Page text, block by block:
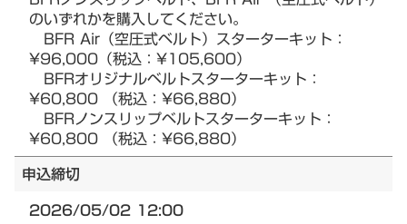
のいずれかを購入してください。
BFR Air（空圧式ベルト）スターターキット：
¥96,000（税込：¥105,600）
BFRオリジナルベルトスターターキット：
¥60,800 （税込：¥66,880）
BFRノンスリップベルトスターターキット：
¥60,800 （税込：¥66,880）
申込締切
2026/05/02 12:00